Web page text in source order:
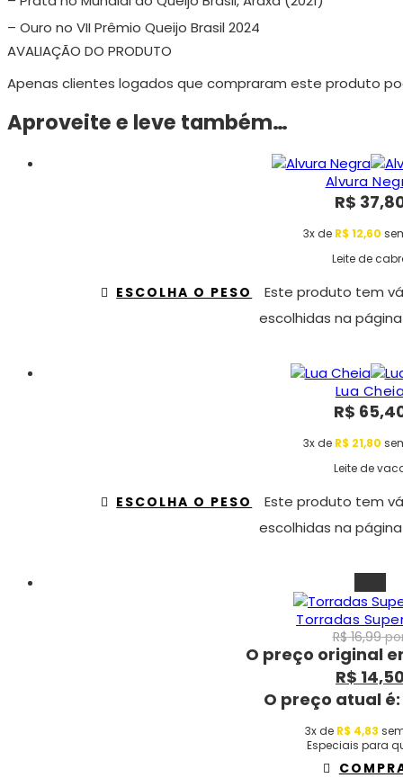
– Ouro no VII Prêmio Queijo Brasil 2024
AVALIAÇÃO DO PRODUTO
Apenas clientes logados que compraram este produto
Aproveite e leve também…
Alvura
R$
3x de R$ 12,60
Leite de
ESCOLHA O PESO
Este produto tem
escolhidas na
Lua
R$
3x de R$ 21,80
Leite de
ESCOLHA O PESO
Este produto tem
escolhidas na
Torradas
R$16,99
O preço original
R$
O preço atual é:
3x de R$ 4,83
Especiais para